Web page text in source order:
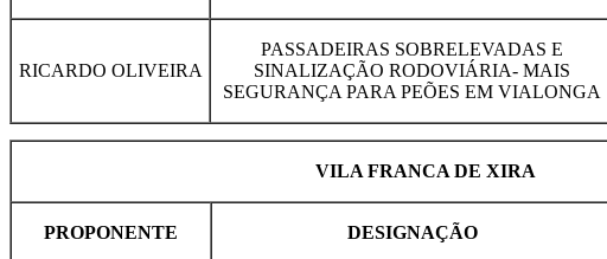
RICARDO OLIVEIRA
PASSADEIRAS SOBRELEVADAS E
SINALIZAÇÃO RODOVIÁRIA- MAIS
SEGURANÇA PARA PEÕES EM VIALONGA
VILA FRANCA DE XIRA
PROPONENTE DESIGNAÇÃO